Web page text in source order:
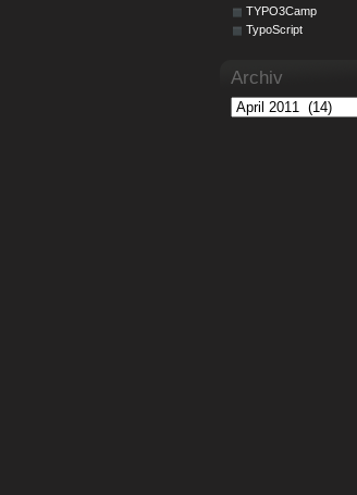
TYPO3Camp
TypoScript
Archiv